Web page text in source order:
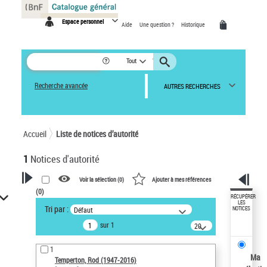
Espace personnel Aide Une question ? Historique
Tout
Recherche avancée AUTRES RECHERCHES
Accueil Liste de notices d’autorité
1 Notices d'autorité
VOTRE RECHERCHE
Recherche avancée dans les
notices d’autorité
Œuvres liées à l'auteur :
Temperton, Rod (1947-2016)
Voir la sélection (0) Ajouter à mes références
(0)
Tri par : Défaut
sur 1
20
résultats/page
1
Temperton, Rod (1947-2016)
RÉCUPÉRER
LES
NOTICES
Ma
Panneau de gestion des cookies